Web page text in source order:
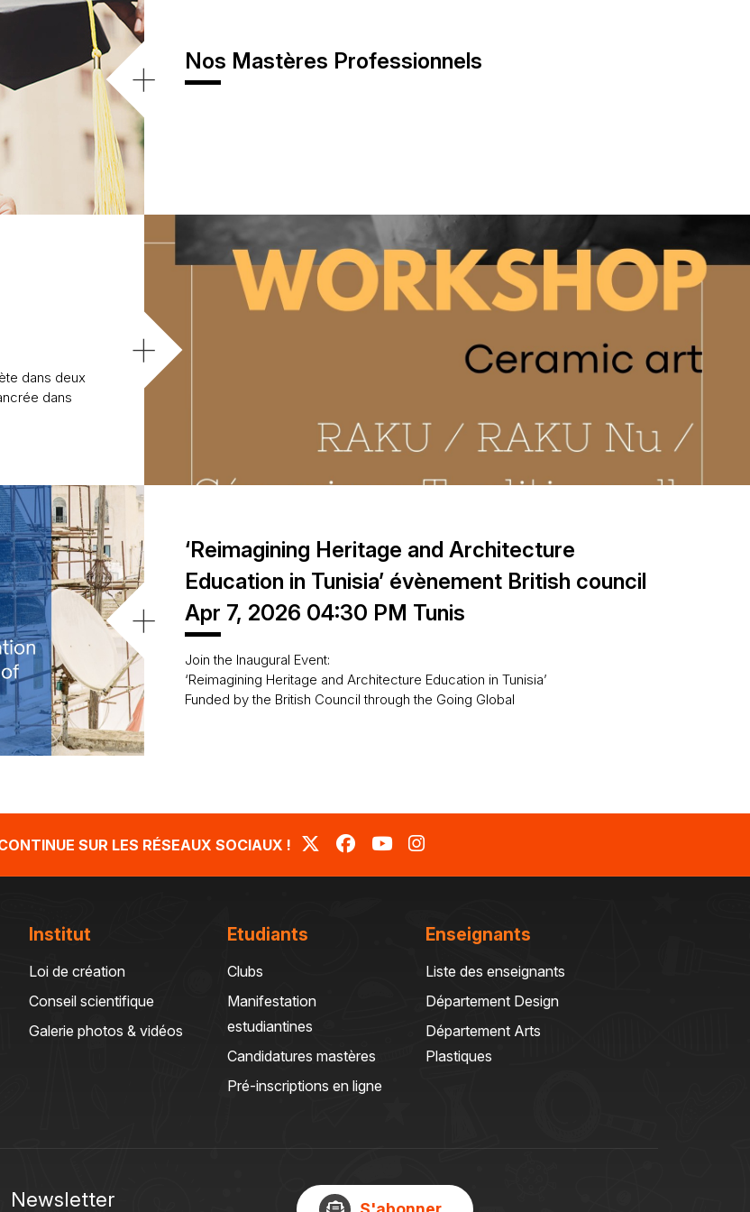
Nos Mastères Professionnels
+
dans deux
dans
+
‘Reimagining Heritage and Architecture
Education in Tunisia’ évènement British council
Apr 7, 2026 04:30 PM Tunis
Join the Inaugural Event:
‘Reimagining Heritage and Architecture Education in Tunisia’
Funded by the British Council through the Going Global
+
SUR LES RÉSEAUX SOCIAUX !
Institut
Loi de création
Conseil scientifique
Galerie photos & vidéos
Etudiants
Clubs
Manifestation
estudiantines
Candidatures mastères
Pré-inscriptions en ligne
Enseignants
Liste des enseignants
Département Design
Département Arts
Plastiques
Newsletter